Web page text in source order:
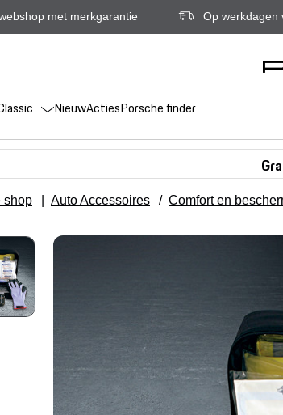
met merkgarantie Op werkdagen
NieuwActiesPorsche finder
shop Auto Accessoires / Comfort en